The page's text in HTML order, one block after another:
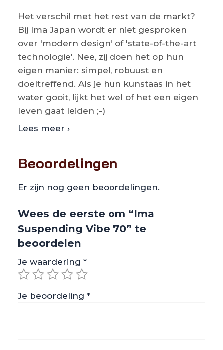
Het verschil met het rest van de markt?
Bij Ima Japan wordt er niet gesproken
over 'modern design' of 'state-of-the-art
technologie'. Nee, zij doen het op hun
eigen manier: simpel, robuust en
doeltreffend. Als je hun kunstaas in het
water gooit, lijkt het wel of het een eigen
leven gaat leiden ;-)
Lees meer ›
Beoordelingen
Er zijn nog geen beoordelingen.
Wees de eerste om “Ima
Suspending Vibe 70” te
beoordelen
Je waardering *
Je beoordeling *